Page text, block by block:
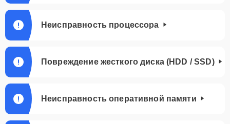
Неисправность процессора
Повреждение жесткого диска (HDD / SSD)
Неисправность оперативной памяти